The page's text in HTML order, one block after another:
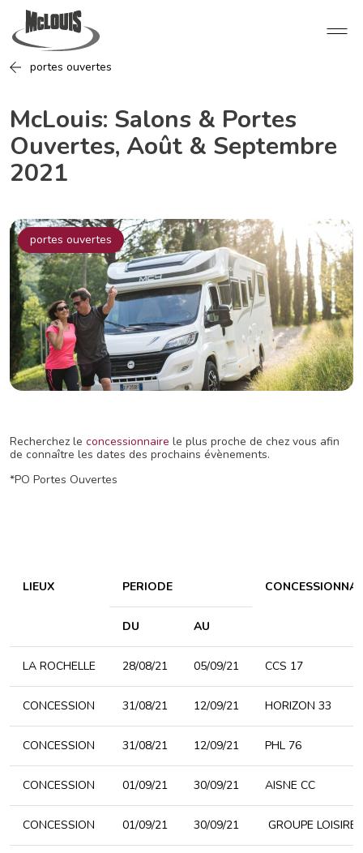
portes ouvertes
McLouis: Salons & Portes
Ouvertes, Août & Septembre
2021
portes ouvertes
Recherchez le concessionnaire le plus proche de chez vous afin
de connaître les dates des prochains évènements.
*PO Portes Ouvertes
LIEUX PERIODE
DU AU
LA ROCHELLE 28/08/21 05/09/21 CCS 17
CONCESSION 31/08/21 12/09/21 HORIZON 33
CONCESSION 31/08/21 12/09/21 PHL 76
CONCESSION 01/09/21 30/09/21 AISNE CC
CONCESSION 01/09/21 30/09/21 GROUPE